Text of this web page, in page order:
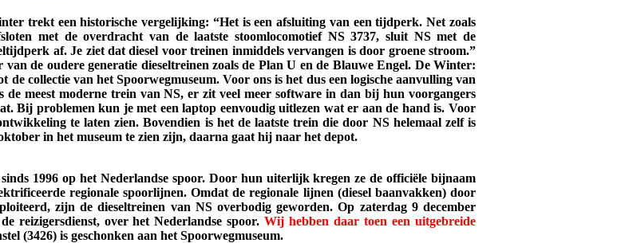
trekt een historische vergelijking: “Het is een afsluiting van een tijdperk. Net zoals
met de overdracht van de laatste stoomlocomotief NS 3737, sluit NS met de
af. Je ziet dat diesel voor treinen inmiddels vervangen is door groene stroom.”
de oudere generatie dieseltreinen zoals de Plan U en de Blauwe Engel. De Winter:
de collectie van het Spoorwegmuseum. Voor ons is het dus een logische aanvulling van
de meest moderne trein van NS, er zit veel meer software in dan bij hun voorgangers
Bij problemen kun je met een laptop eenvoudig uitlezen wat er aan de hand is. Voor
te laten zien. Bovendien is het de laatste trein die door NS helemaal zelf is
in het museum te zien zijn, daarna gaat hij naar het depot.
1996 op het Nederlandse spoor. Door hun uiterlijk kregen ze de officiële bijnaam
regionale spoorlijnen. Omdat de regionale lijnen (diesel baanvakken) door
zijn de dieseltreinen van NS overbodig geworden. Op zaterdag 9 december
reizigersdienst, over het Nederlandse spoor.Wij hebben daar toen een uitgebreide
(3426) is geschonken aan het Spoorwegmuseum.